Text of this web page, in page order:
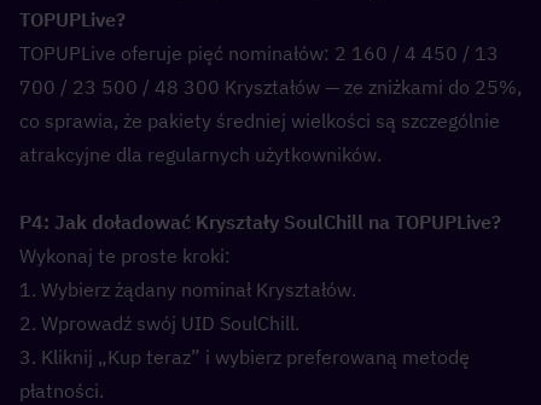
TOPUPLive?
TOPUPLive oferuje pięć nominałów: 2 160 / 4 450 / 13
700 / 23 500 / 48 300 Kryształów — ze zniżkami do 25%,
co sprawia, że pakiety średniej wielkości są szczególnie
atrakcyjne dla regularnych użytkowników.
P4: Jak doładować Kryształy SoulChill na TOPUPLive?
Wykonaj te proste kroki:
1. Wybierz żądany nominał Kryształów.
2. Wprowadź swój UID SoulChill.
3. Kliknij „Kup teraz” i wybierz preferowaną metodę
płatności.